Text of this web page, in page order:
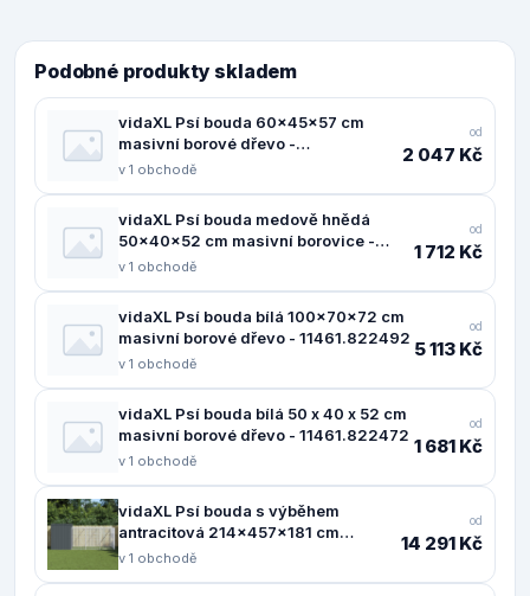
Podobné produkty skladem
vidaXL Psí bouda 60x45x57 cm
masivní borové dřevo -
11461.822476
v 1 obchodě
od
2 047 Kč
vidaXL Psí bouda medově hnědá
50x40x52 cm masivní borovice -
11461.822474
v 1 obchodě
od
1 712 Kč
vidaXL Psí bouda bílá 100x70x72 cm
masivní borové dřevo - 11461.822492
v 1 obchodě
od
5 113 Kč
vidaXL Psí bouda bílá 50 x 40 x 52 cm
masivní borové dřevo - 11461.822472
v 1 obchodě
od
1 681 Kč
vidaXL Psí bouda s výběhem
antracitová 214x457x181 cm
pozinkovaná ocel - 11461.3189132
v 1 obchodě
od
14 291 Kč